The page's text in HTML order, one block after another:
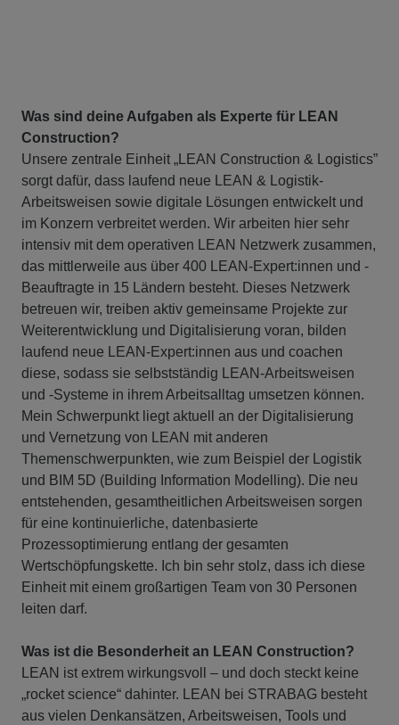
Was sind deine Aufgaben als Experte für LEAN
Construction?
Unsere zentrale Einheit „LEAN Construction & Logistics”
sorgt dafür, dass laufend neue LEAN & Logistik-
Arbeitsweisen sowie digitale Lösungen entwickelt und
im Konzern verbreitet werden. Wir arbeiten hier sehr
intensiv mit dem operativen LEAN Netzwerk zusammen,
das mittlerweile aus über 400 LEAN-Expert:innen und -
Beauftragte in 15 Ländern besteht. Dieses Netzwerk
betreuen wir, treiben aktiv gemeinsame Projekte zur
Weiterentwicklung und Digitalisierung voran, bilden
laufend neue LEAN-Expert:innen aus und coachen
diese, sodass sie selbstständig LEAN-Arbeitsweisen
und -Systeme in ihrem Arbeitsalltag umsetzen können.
Mein Schwerpunkt liegt aktuell an der Digitalisierung
und Vernetzung von LEAN mit anderen
Themenschwerpunkten, wie zum Beispiel der Logistik
und BIM 5D (Building Information Modelling). Die neu
entstehenden, gesamtheitlichen Arbeitsweisen sorgen
für eine kontinuierliche, datenbasierte
Prozessoptimierung entlang der gesamten
Wertschöpfungskette. Ich bin sehr stolz, dass ich diese
Einheit mit einem großartigen Team von 30 Personen
leiten darf.
Was ist die Besonderheit an LEAN Construction?
LEAN ist extrem wirkungsvoll – und doch steckt keine
„rocket science“ dahinter. LEAN bei STRABAG besteht
aus vielen Denkansätzen, Arbeitsweisen, Tools und